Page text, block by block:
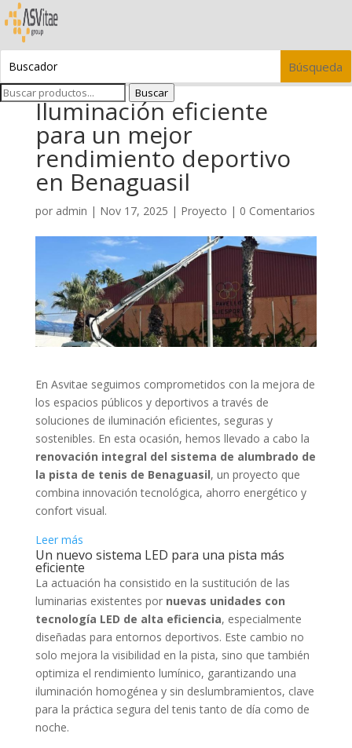
Buscar
Iluminación eficiente
para un mejor
rendimiento deportivo
en Benaguasil
por admin | Nov 17, 2025 | Proyecto | 0 Comentarios
En Asvitae seguimos comprometidos con la mejora de
los espacios públicos y deportivos a través de
soluciones de iluminación eficientes, seguras y
sostenibles. En esta ocasión, hemos llevado a cabo la
renovación integral del sistema de alumbrado de
la pista de tenis de Benaguasil, un proyecto que
combina innovación tecnológica, ahorro energético y
confort visual.
Leer más:
Iluminación
eficiente
un
mejor
rendimiento
deportivo
en
Benaguasil
Un nuevo sistema LED para una pista más
eficiente
La actuación ha consistido en la sustitución de las
luminarias existentes por nuevas unidades con
tecnología LED de alta eficiencia, especialmente
diseñadas para entornos deportivos. Este cambio no
solo mejora la visibilidad en la pista, sino que también
optimiza el rendimiento lumínico, garantizando una
iluminación homogénea y sin deslumbramientos, clave
para la práctica segura del tenis tanto de día como de
noche.